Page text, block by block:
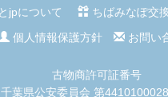
jpについて ちばみなぽ交
個人情報保護方針
お問い
古物商許可証番号
千葉県公安委員会 第